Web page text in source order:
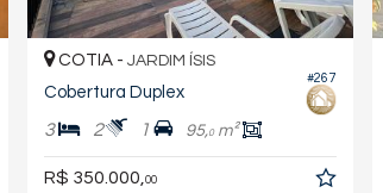
#267
COTIA - JARDIM ÍSIS
Cobertura Duplex
3 2 1 95,0m²
R$ 350.000,00